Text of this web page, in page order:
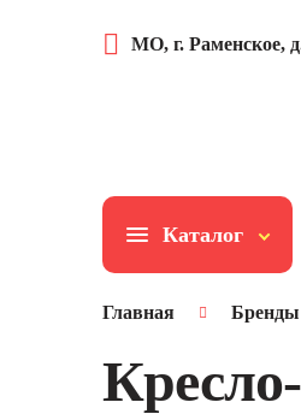
МО, г. Раменское,
Каталог
Главная Бренды